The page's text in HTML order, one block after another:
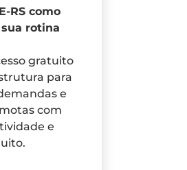
RS como
rotina
gratuito
para
e
com
e